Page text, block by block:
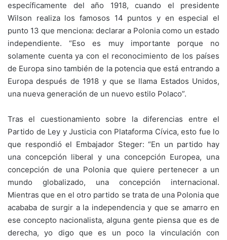
específicamente del año 1918, cuando el presidente
Wilson realiza los famosos 14 puntos y en especial el
punto 13 que menciona: declarar a Polonia como un estado
independiente. “Eso es muy importante porque no
solamente cuenta ya con el reconocimiento de los países
de Europa sino también de la potencia que está entrando a
Europa después de 1918 y que se llama Estados Unidos,
una nueva generación de un nuevo estilo Polaco”.
Tras el cuestionamiento sobre la diferencias entre el
Partido de Ley y Justicia con Plataforma Cívica, esto fue lo
que respondió el Embajador Steger: “En un partido hay
una concepción liberal y una concepción Europea, una
concepción de una Polonia que quiere pertenecer a un
mundo globalizado, una concepción internacional.
Mientras que en el otro partido se trata de una Polonia que
acababa de surgir a la independencia y que se amarro en
ese concepto nacionalista, alguna gente piensa que es de
derecha, yo digo que es un poco la vinculación con